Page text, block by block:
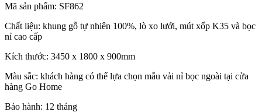
Mã sản phẩm: SF862
Chất liệu: khung gỗ tự nhiên 100%, lò xo lưới, mút xốp K35 và bọc
nỉ cao cấp
Kích thước: 3450 x 1800 x 900mm
Màu sắc: khách hàng có thể lựa chọn mẫu vải nỉ bọc ngoài tại cửa
hàng Go Home
Bảo hành: 12 tháng